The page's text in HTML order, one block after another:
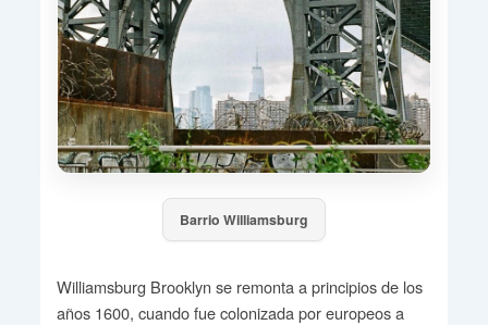
Barrio Williamsburg
Williamsburg Brooklyn se remonta a principios de los
años 1600, cuando fue colonizada por europeos a